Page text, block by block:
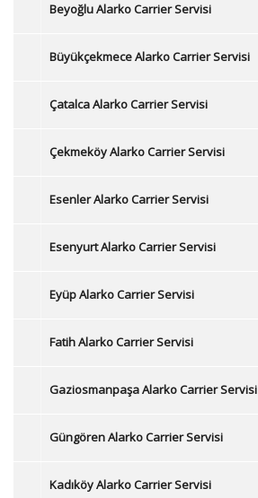
Beyoğlu Alarko Carrier Servisi
Büyükçekmece Alarko Carrier Servisi
Çatalca Alarko Carrier Servisi
Çekmeköy Alarko Carrier Servisi
Esenler Alarko Carrier Servisi
Esenyurt Alarko Carrier Servisi
Eyüp Alarko Carrier Servisi
Fatih Alarko Carrier Servisi
Gaziosmanpaşa Alarko Carrier Servisi
Güngören Alarko Carrier Servisi
Kadıköy Alarko Carrier Servisi